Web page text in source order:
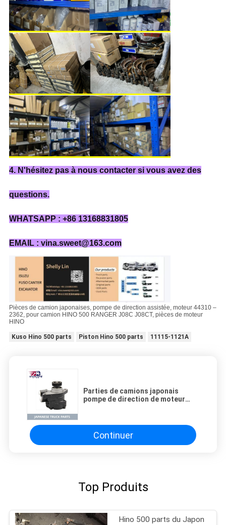
4. N'hésitez pas à nous contacter si vous avez des
questions.
WHATSAPP : +86 13168831805
EMAIL : vina.sweet@163.com
Pièces de camion japonaises, pompe de direction assistée, moteur 44310 –
2362, pour camion HINO 500 RANGER J08C J08CT, pièces de moteur
HINO
Kuso Hino 500 parts Piston Hino 500 parts 11115-1121A
Parties de camions japonais
pompe de direction de moteur
PARTIES MOTEUR
Continuer
Top Produits
Hino 500 parts du Japon